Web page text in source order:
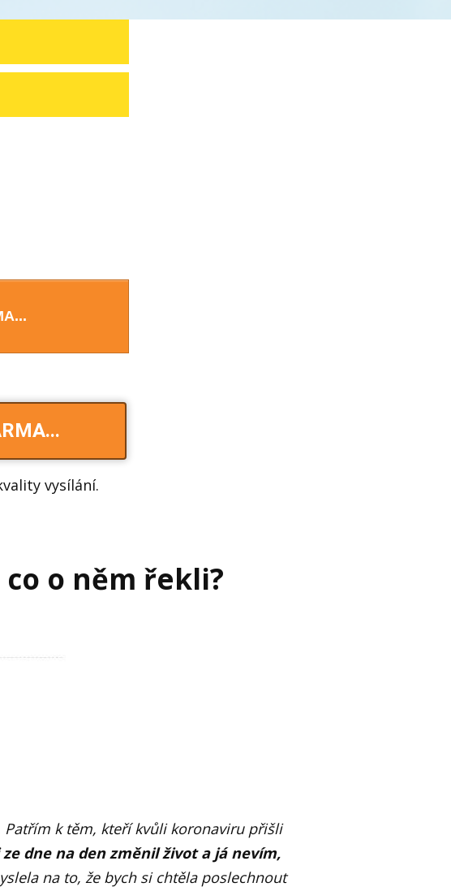
vysílání.
o něm řekli?
k těm, kteří kvůli koronaviru přišli
dne na den změnil život a já nevím,
na to, že bych si chtěla poslechnout